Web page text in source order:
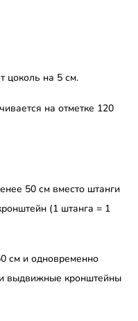
цоколь на 5 см.
на отметке 120
50 см вместо штанги
(1 штанга = 1
см и одновременно
выдвижные кронштейны